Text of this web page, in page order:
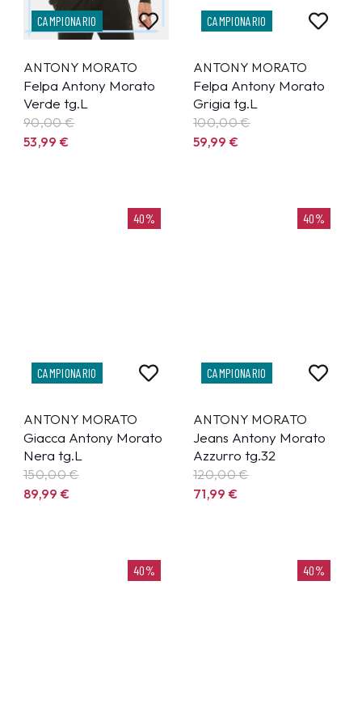
CAMPIONARIO
ANTONY MORATO
Felpa Antony Morato
Verde tg.L
90,00 €
53,99€
CAMPIONARIO
ANTONY MORATO
Felpa Antony Morato
Grigia tg.L
100,00 €
59,99€
40%
CAMPIONARIO
ANTONY MORATO
Giacca Antony Morato
Nera tg.L
150,00 €
89,99€
40%
CAMPIONARIO
ANTONY MORATO
Jeans Antony Morato
Azzurro tg.32
120,00 €
71,99€
40% 40%